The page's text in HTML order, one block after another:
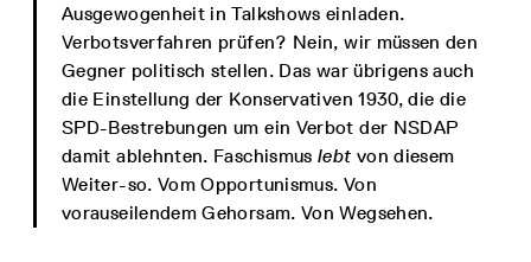
Ausgewogenheit in Talkshows einladen.
Verbotsverfahren prüfen? Nein, wir müssen den
Gegner politisch stellen. Das war übrigens auch
die Einstellung der Konservativen 1930, die die
SPD-Bestrebungen um ein Verbot der NSDAP
damit ablehnten. Faschismuslebt von diesem
Weiter-so. Vom Opportunismus. Von
vorauseilendem Gehorsam. Von Wegsehen.